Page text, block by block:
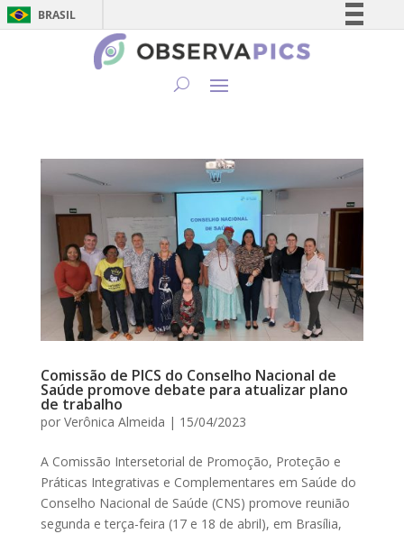
BRASIL
Simplifique!
Comissão de PICS do Conselho Nacional de
Saúde promove debate para atualizar plano
de trabalho
por Verônica Almeida | 15/04/2023
A Comissão Intersetorial de Promoção, Proteção e
Práticas Integrativas e Complementares em Saúde do
Conselho Nacional de Saúde (CNS) promove reunião
segunda e terça-feira (17 e 18 de abril), em Brasília,